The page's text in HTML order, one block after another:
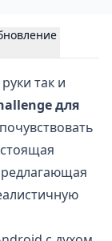
руки так и
для